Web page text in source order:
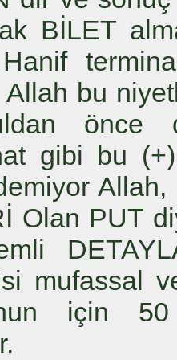
BİLET
bu
önce
gibi bu
Olan PUT
mufassal
için